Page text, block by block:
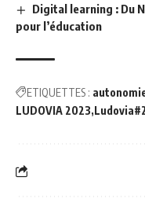
Digital learning : Du
pour l’éducation
ETIQUETTES :
LUDOVIA 2023